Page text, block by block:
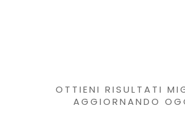
OTTIENI RISULTATI
AGGIORNANDO